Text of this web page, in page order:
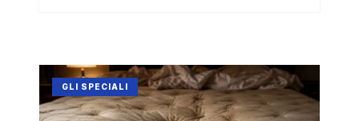
GLI SPECIALI